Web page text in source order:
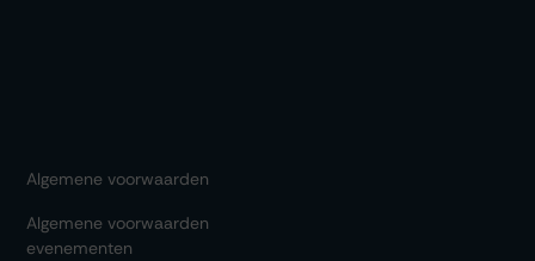
Algemene voorwaarden
Algemene voorwaarden
evenementen